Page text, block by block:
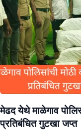
​मेढद येथे माळेगाव
प्रतिबंधित गुटखा जप्त